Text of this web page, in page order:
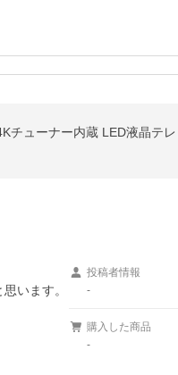
チューナー内蔵 LED液晶テ
います。
投稿者情報
-
購入した商品
-